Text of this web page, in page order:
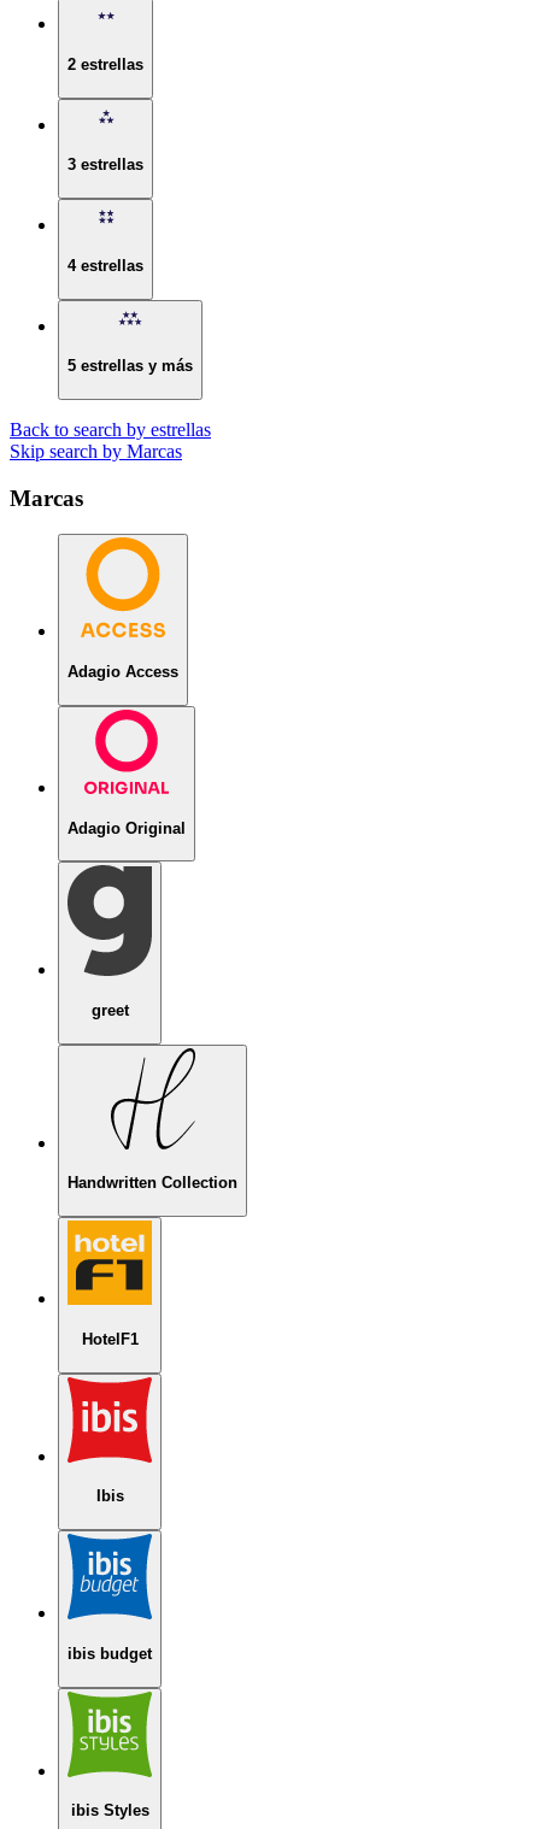
2 estrellas
3 estrellas
4 estrellas
5 estrellas y más
Back to search by estrellas
Skip search by Marcas
Marcas
Adagio Access
Adagio Original
greet
Handwritten Collection
HotelF1
Ibis
ibis budget
ibis Styles